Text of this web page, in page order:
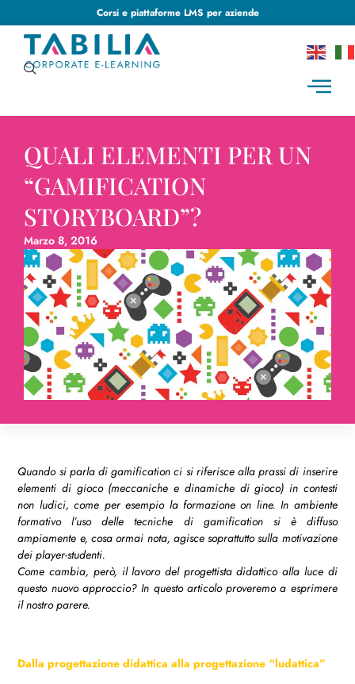
Corsi e piattaforme LMS per aziende
QUALI ELEMENTI PER UN
“GAMIFICATION
STORYBOARD”?
Marzo 8, 2016
Quando si parla di gamification ci si riferisce alla prassi di inserire
elementi di gioco (meccaniche e dinamiche di gioco) in contesti
non ludici, come per esempio la formazione on line. In ambiente
formativo l’uso delle tecniche di gamification si è diffuso
ampiamente e, cosa ormai nota, agisce soprattutto sulla motivazione
dei player-studenti.
Come cambia, però, il lavoro del progettista didattico alla luce di
questo nuovo approccio? In questo articolo proveremo a esprimere
il nostro parere.
Dalla progettazione didattica alla progettazione “ludattica”